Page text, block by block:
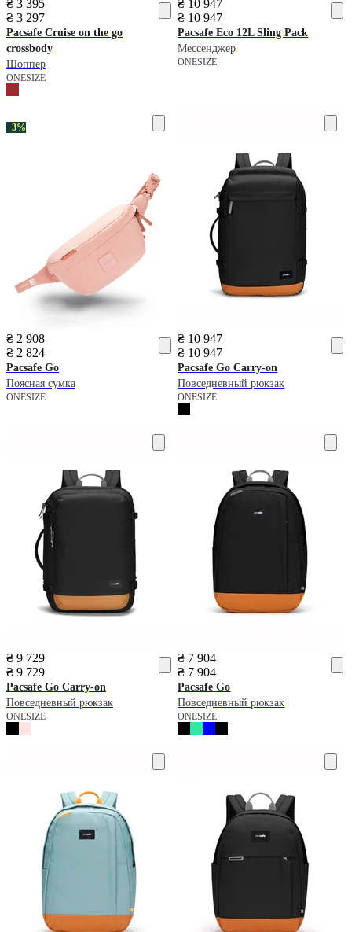
₴ 3 395
₴ 3 297
Pacsafe Cruise on the go
crossbody
Шоппер
ONESIZE
₴ 10 947
₴ 10 947
Pacsafe Eco 12L Sling Pack
Мессенджер
ONESIZE
−3%
₴ 2 908
₴ 2 824
Pacsafe Go
Поясная сумка
ONESIZE
₴ 10 947
₴ 10 947
Pacsafe Go Carry-on
Повседневный рюкзак
ONESIZE
₴ 9 729
₴ 9 729
Pacsafe Go Carry-on
Повседневный рюкзак
ONESIZE
₴ 7 904
₴ 7 904
Pacsafe Go
Повседневный рюкзак
ONESIZE